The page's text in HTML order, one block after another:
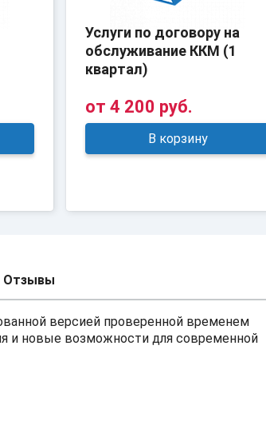
Услуги по договору на
обслуживание ККМ (1
квартал)
от 4 200 руб.
В корзину
Отзывы
версией проверенной временем
и новые возможности для современной